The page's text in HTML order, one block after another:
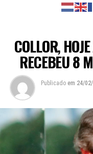
COLLOR,
RECEBEU 8
Publicado em 24/